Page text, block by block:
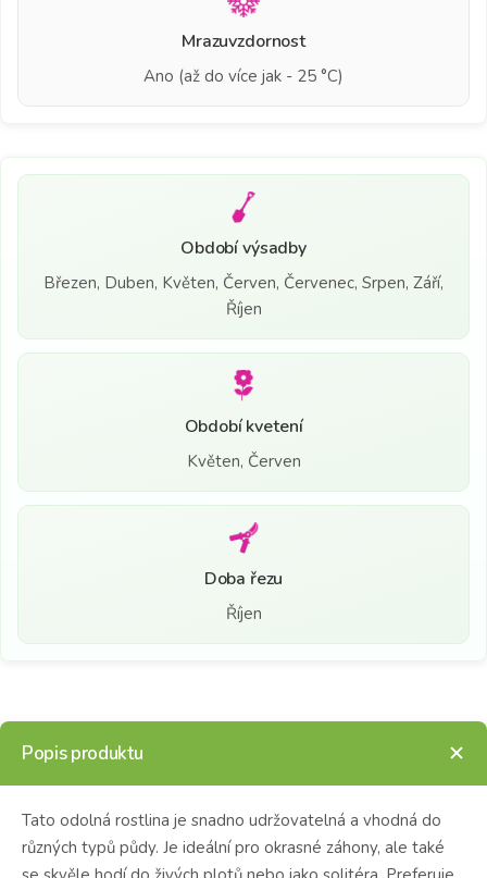
Mrazuvzdornost
Ano (až do více jak - 25 °C)
Období výsadby
Březen, Duben, Květen, Červen, Červenec, Srpen, Září,
Říjen
Období kvetení
Květen, Červen
Doba řezu
Říjen
Popis produktu
Tato odolná rostlina je snadno udržovatelná a vhodná do
různých typů půdy. Je ideální pro okrasné záhony, ale také